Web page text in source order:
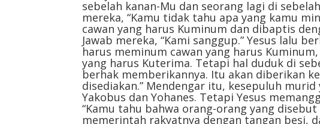
sebelah kanan-Mu dan seorang lagi di
mereka, “Kamu tidak tahu apa yang kamu
cawan yang harus Kuminum dan dibaptis
Jawab mereka, “Kami sanggup.” Yesus lalu
harus meminum cawan yang harus
yang harus Kuterima. Tetapi hal duduk di
berhak memberikannya. Itu akan diberikan
disediakan.” Mendengar itu, kesepuluh
Yakobus dan Yohanes. Tetapi Yesus
“Kamu tahu bahwa orang-orang yang
memerintah rakyatnya dengan tangan besi,